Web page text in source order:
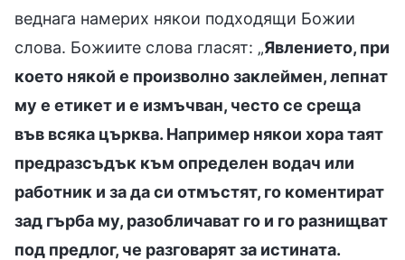
веднага намерих някои подходящи Божии
слова. Божиите слова гласят: „Явлението, при
което някой е произволно заклеймен, лепнат
му е етикет и е измъчван, често се среща
във всяка църква. Например някои хора таят
предразсъдък към определен водач или
работник и за да си отмъстят, го коментират
зад гърба му, разобличават го и го разнищват
под предлог, че разговарят за истината.